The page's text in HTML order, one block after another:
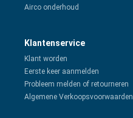
Airco onderhoud
Klantenservice
Klant worden
Eerste keer aanmelden
Probleem melden of retourneren
Algemene Verkoopsvoorwaarden